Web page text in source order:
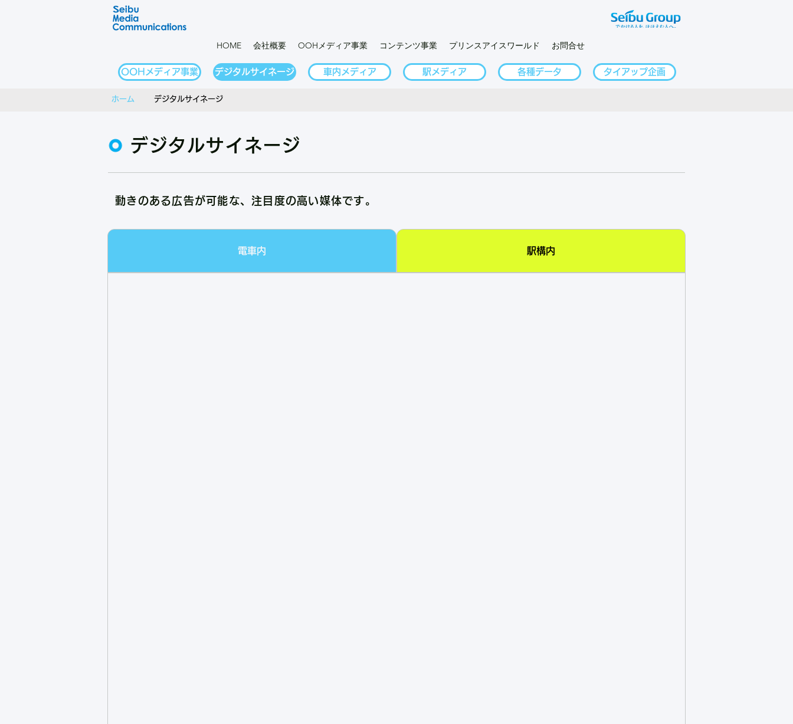
HOME 会社概要 OOHメディア事業 コンテンツ事業 プリンスアイスワールド お問合せ
OOHメディア事業 デジタルサイネージ 車内メディア 駅メディア 各種データ タイアップ企画
​ホーム デジタルサイネージ
デジタルサイネージ
動きのある広告が可能な、注目度の高い媒体です。
電車内 駅構内